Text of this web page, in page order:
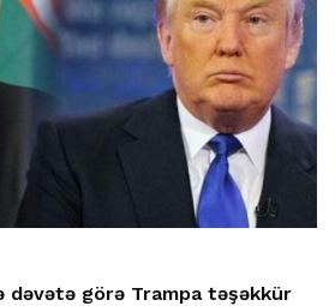
dəvətə görə Trampa təşəkkür